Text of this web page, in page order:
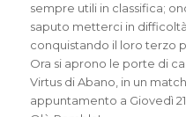
sempre utili in classifica;
saputo metterci in
conquistando il loro terzo
Ora si aprono le porte di
Virtus di Abano, in un
appuntamento a Giovedì